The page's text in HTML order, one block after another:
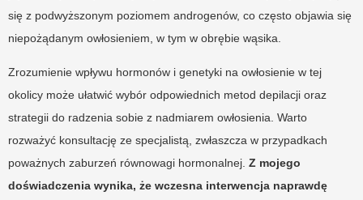
się z podwyższonym poziomem androgenów, co często objawia się
niepożądanym owłosieniem, w tym w obrębie wąsika.
Zrozumienie wpływu hormonów i genetyki na owłosienie w tej
okolicy może ułatwić wybór odpowiednich metod depilacji oraz
strategii do radzenia sobie z nadmiarem owłosienia. Warto
rozważyć konsultację ze specjalistą, zwłaszcza w przypadkach
poważnych zaburzeń równowagi hormonalnej. Z mojego
doświadczenia wynika, że wczesna interwencja naprawdę